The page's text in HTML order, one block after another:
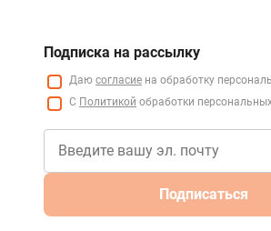
Подписка на рассылку
Даю согласие на обработку
С Политикой обработки
Подписаться